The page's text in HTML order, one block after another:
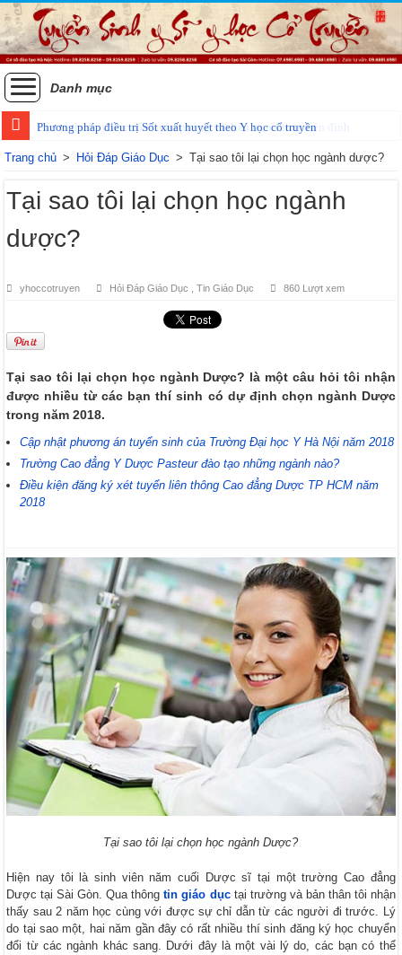
Danh mục
Phương pháp điều trị Sốt xuất huyết theo Y học cổ truyền
Trang chủ > Hỏi Đáp Giáo Dục > Tại sao tôi lại chọn học ngành dược?
Tại sao tôi lại chọn học ngành
dược?
yhoccotruyen Hỏi Đáp Giáo Dục ,Tin Giáo Dục 860 Lượt xem
Tại sao tôi lại chọn học ngành Dược? là một câu hỏi tôi nhận
được nhiều từ các bạn thí sinh có dự định chọn ngành Dược
trong năm 2018.
Cập nhật phương án tuyển sinh của Trường Đại học Y Hà Nội năm 2018
Trường Cao đẳng Y Dược Pasteur đào tạo những ngành nào?
Điều kiện đăng ký xét tuyển liên thông Cao đẳng Dược TP HCM năm
2018
Tại sao tôi lại chọn học ngành Dược?
Hiện nay tôi là sinh viên năm cuối Dược sĩ tại một trường Cao đẳng
Dược tại Sài Gòn. Qua thôngtin giáo dụctại trường và bản thân tôi nhận
thấy sau 2 năm học cùng với được sự chỉ dẫn từ các người đi trước. Lý
do tại sao một, hai năm gần đây có rất nhiều thí sinh đăng ký học chuyển
đổi từ các ngành khác sang. Dưới đây là một vài lý do, các bạn có thể